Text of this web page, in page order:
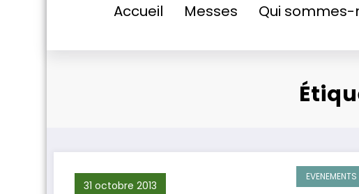
Accueil Messes Qui sommes-
31 octobre 2013
EVENEMENTS